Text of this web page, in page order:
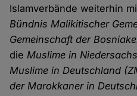
Islamverbände weiterhin
Bündnis Malikitischer
Gemeinschaft der
dieMuslime in
Muslime in Deutschland
der Marokkaner in